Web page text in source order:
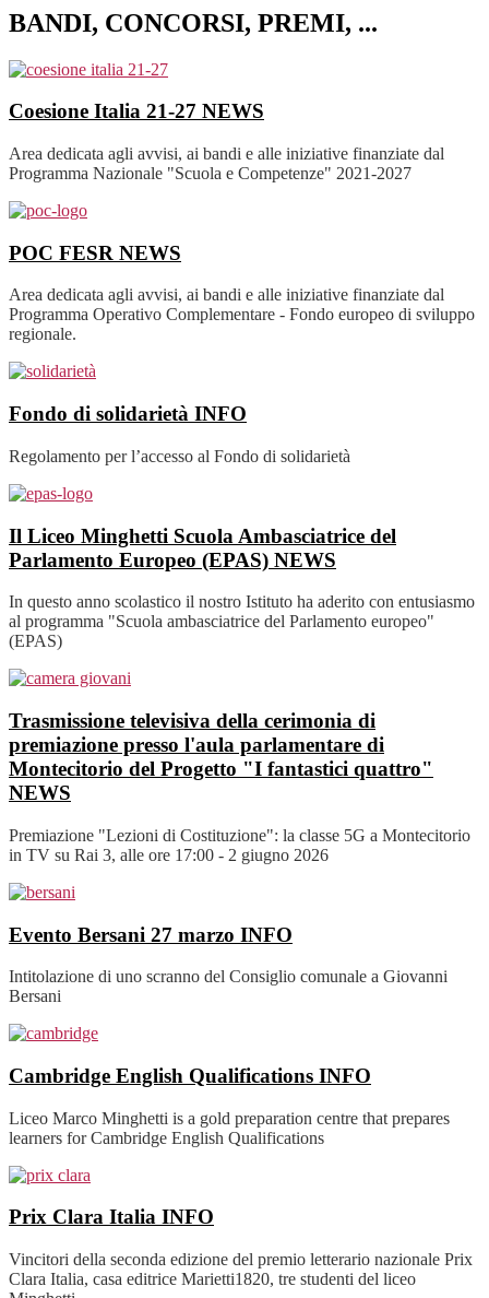
BANDI, CONCORSI, PREMI, ...
Coesione Italia 21-27 NEWS
Area dedicata agli avvisi, ai bandi e alle iniziative finanziate dal
Programma Nazionale "Scuola e Competenze" 2021-2027
POC FESR NEWS
Area dedicata agli avvisi, ai bandi e alle iniziative finanziate dal
Programma Operativo Complementare - Fondo europeo di sviluppo
regionale.
Fondo di solidarietà INFO
Regolamento per l’accesso al Fondo di solidarietà
Il Liceo Minghetti Scuola Ambasciatrice del
Parlamento Europeo (EPAS) NEWS
In questo anno scolastico il nostro Istituto ha aderito con entusiasmo
al programma "Scuola ambasciatrice del Parlamento europeo"
(EPAS)
Trasmissione televisiva della cerimonia di
premiazione presso l'aula parlamentare di
Montecitorio del Progetto "I fantastici quattro"
NEWS
Premiazione "Lezioni di Costituzione": la classe 5G a Montecitorio
in TV su Rai 3, alle ore 17:00 - 2 giugno 2026
Evento Bersani 27 marzo INFO
Intitolazione di uno scranno del Consiglio comunale a Giovanni
Bersani
Cambridge English Qualifications INFO
Liceo Marco Minghetti is a gold preparation centre that prepares
learners for Cambridge English Qualifications
Prix Clara Italia INFO
Vincitori della seconda edizione del premio letterario nazionale Prix
Clara Italia, casa editrice Marietti1820, tre studenti del liceo